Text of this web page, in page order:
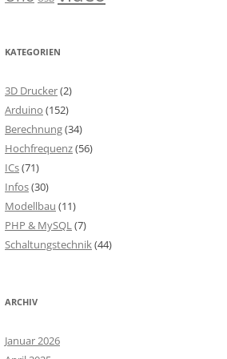
KATEGORIEN
3D Drucker(2)
Arduino (152)
Berechnung(34)
Hochfrequenz(56)
ICs(71)
Infos(30)
Modellbau (11)
PHP & MySQL(7)
Schaltungstechnik(44)
ARCHIV
Januar 2026